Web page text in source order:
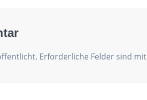
Erforderliche Felder sind mit